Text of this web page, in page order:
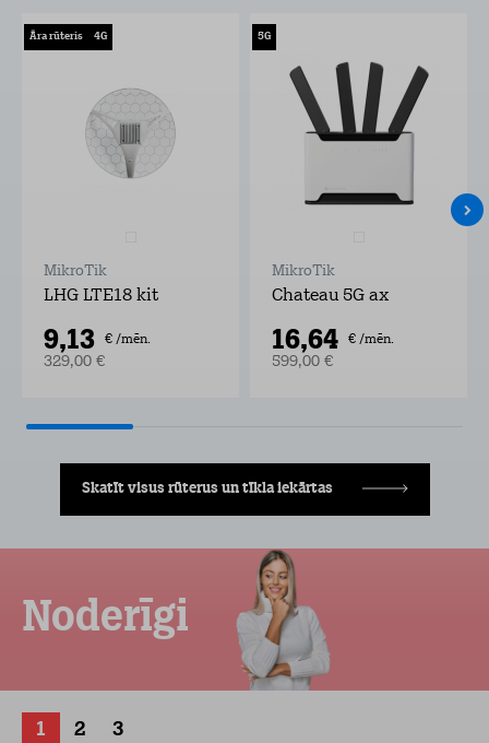
Āra rūteris 4G
MikroTik
LHG LTE18 kit
9,13 € /mēn.
329,00 €
5G
MikroTik
Chateau 5G ax
16,64 € /mēn.
599,00 €
Skatīt visus rūterus un tīkla iekārtas
Noderīgi
1 2 3